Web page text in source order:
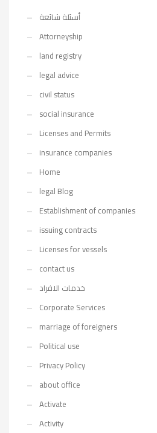
أسئلة شائعة
Attorneyship
land registry
legal advice
civil status
social insurance
Licenses and Permits
insurance companies
Home
legal Blog
Establishment of companies
issuing contracts
Licenses for vessels
contact us
خدمات الافراد
Corporate Services
marriage of foreigners
Political use
Privacy Policy
about office
Activate
Activity